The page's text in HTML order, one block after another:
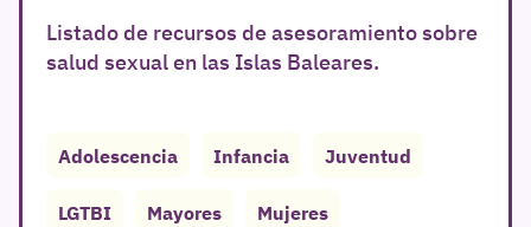
Listado de recursos de asesoramiento sobre
salud sexual en las Islas Baleares.
Adolescencia Infancia Juventud
LGTBI Mayores Mujeres